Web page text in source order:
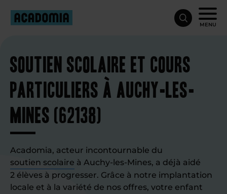
MENU
Soutien scolaire et cours
particuliers à Auchy-les-
Mines (62138)
Acadomia, acteur incontournable du
soutien scolaire à Auchy-les-Mines, a déjà aidé
2 élèves à progresser. Grâce à notre implantation
locale et à la variété de nos offres, votre enfant